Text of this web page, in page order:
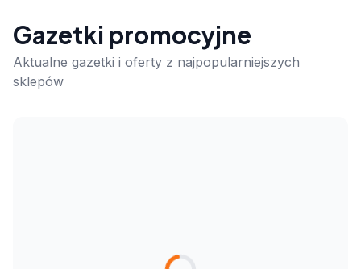
Gazetki promocyjne
Aktualne gazetki i oferty z najpopularniejszych
sklepów